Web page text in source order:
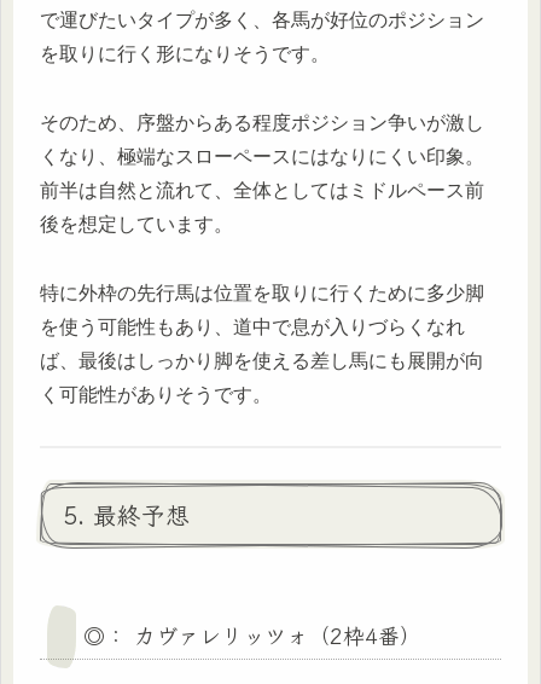
で運びたいタイプが多く、各馬が好位のポジション
を取りに行く形になりそうです。
そのため、序盤からある程度ポジション争いが激し
くなり、極端なスローペースにはなりにくい印象。
前半は自然と流れて、全体としてはミドルペース前
後を想定しています。
特に外枠の先行馬は位置を取りに行くために多少脚
を使う可能性もあり、道中で息が入りづらくなれ
ば、最後はしっかり脚を使える差し馬にも展開が向
く可能性がありそうです。
5. 最終予想
◎： カヴァレリッツォ（2枠4番）